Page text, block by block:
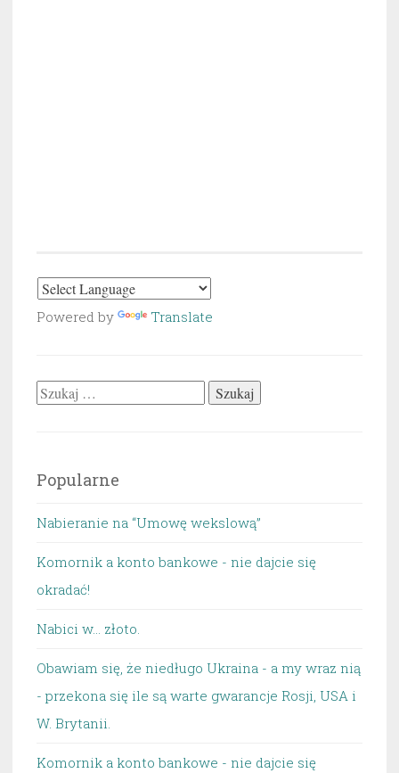
Powered by Translate
Szukaj:
Popularne
Nabieranie na “Umowę wekslową”
Komornik a konto bankowe - nie dajcie się
okradać!
Nabici w... złoto.
Obawiam się, że niedługo Ukraina - a my wraz nią
- przekona się ile są warte gwarancje Rosji, USA i
W. Brytanii.
Komornik a konto bankowe - nie dajcie się